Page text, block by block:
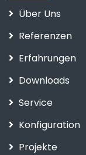
Über Uns
Referenzen
Erfahrungen
Downloads
Service
Konfiguration
Projekte